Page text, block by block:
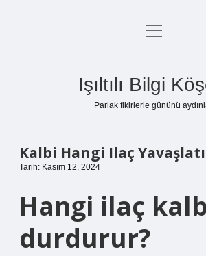
Anasayfa
Yasal Uyarı
menüyü
Işıltılı Bilgi
Parlak fikirlerle gününü
Kalbi Hangi Ilaç
Tarih: Kasım 12, 2024
Hangi ilaç
durdurur?